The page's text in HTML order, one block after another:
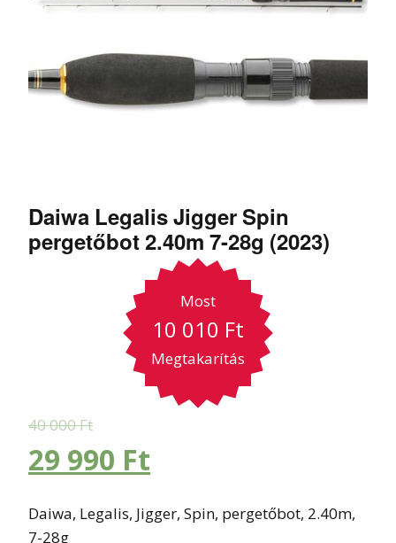
Daiwa Legalis Jigger Spin
pergetőbot 2.40m 7-28g (2023)
Most
10 010 Ft
Megtakarítás
40 000Ft
29 990 Ft
Daiwa, Legalis, Jigger, Spin, pergetőbot, 2.40m,
7-28g